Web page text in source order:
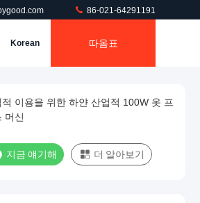
86-021-64291191
Korean 따옴표
적 이용을 위한 하얀 산업적 100W 옷 프
머신
지금 얘기해 더 알아보기